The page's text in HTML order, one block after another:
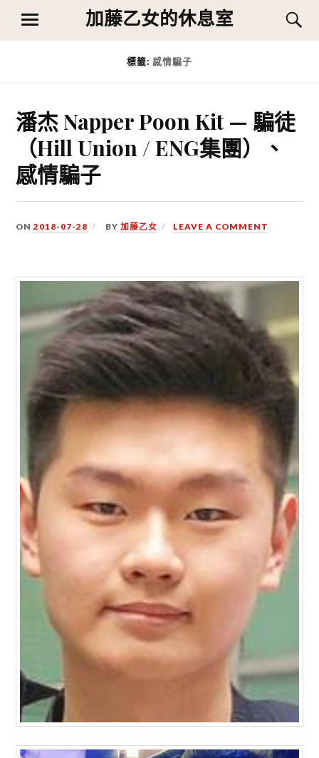
content
加藤乙女的休息室
MENU
標籤: 感情騙子
潘杰 Napper Poon Kit — 騙徒
（Hill Union / ENG集團）、
感情騙子
ON2018-07-28 BY加藤乙女 LEAVE A COMMENT